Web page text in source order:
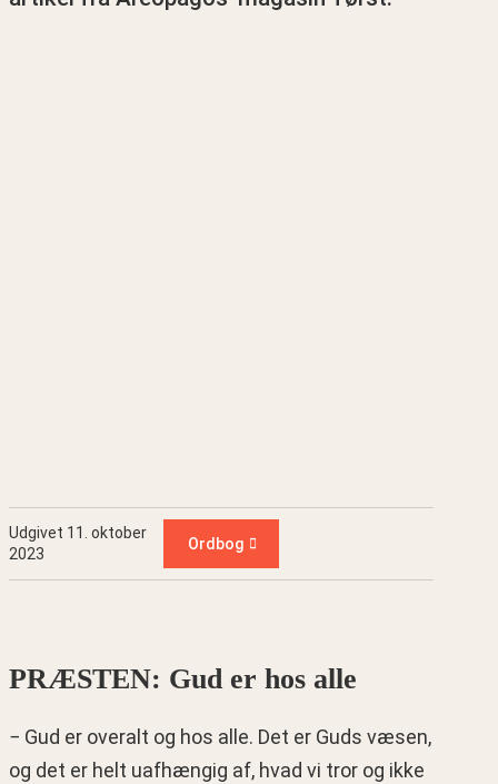
Udgivet 11. oktober
2023
Ordbog
PRÆSTEN: Gud er hos alle
− Gud er overalt og hos alle. Det er Guds væsen,
og det er helt uafhængig af, hvad vi tror og ikke